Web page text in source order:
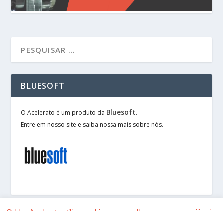
BLUESOFT
O Acelerato é um produto da Bluesoft.
Entre em nosso site e saiba nossa mais sobre nós.